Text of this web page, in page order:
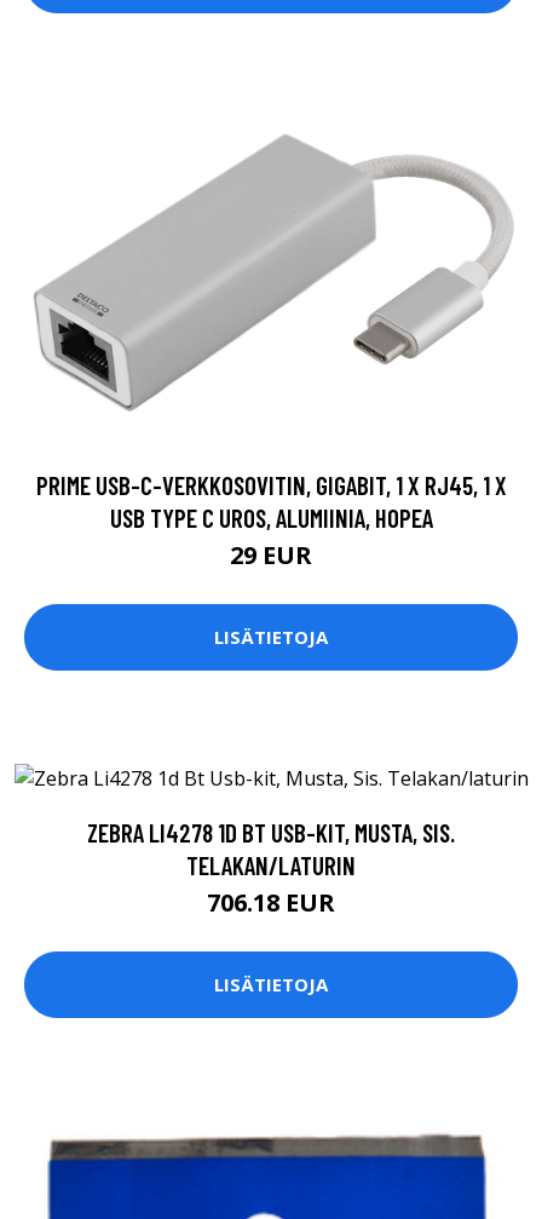
PRIME USB-C-VERKKOSOVITIN, GIGABIT, 1 X RJ45, 1 X
USB TYPE C UROS, ALUMIINIA, HOPEA
29 EUR
LISÄTIETOJA
ZEBRA LI4278 1D BT USB-KIT, MUSTA, SIS.
TELAKAN/LATURIN
706.18 EUR
LISÄTIETOJA